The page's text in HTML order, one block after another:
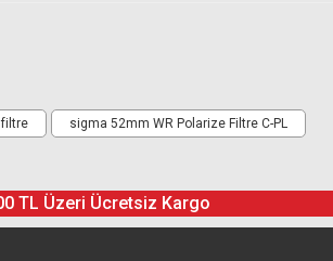
sigma 52mm WR Polarize Filtre C-PL
TL Üzeri Ücretsiz Kargo